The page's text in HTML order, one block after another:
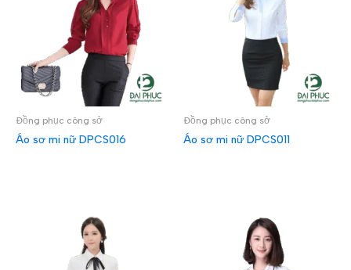
Đồng phục công sở
Áo sơ mi nữ DPCS016
Đồng phục công sở
Áo sơ mi nữ DPCS011